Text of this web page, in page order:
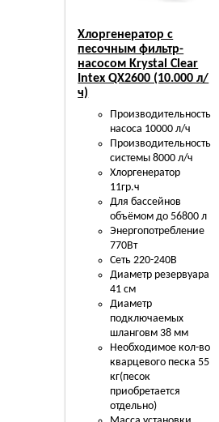
Хлоргенератор с
песочным фильтр-
насосом Krystal Clear
Intex QX2600 (10.000 л/
ч)
Производительность
насоса 10000 л/ч
Производительность
системы 8000 л/ч
Хлоргенератор
11гр.ч
Для бассейнов
объёмом до 56800 л
Энергопотребление
770Вт
Сеть 220-240В
Диаметр резервуара
41 см
Диаметр
подключаемых
шланговм 38 мм
Необходимое кол-во
кварцевого песка 55
кг(песок
приобретается
отдельно)